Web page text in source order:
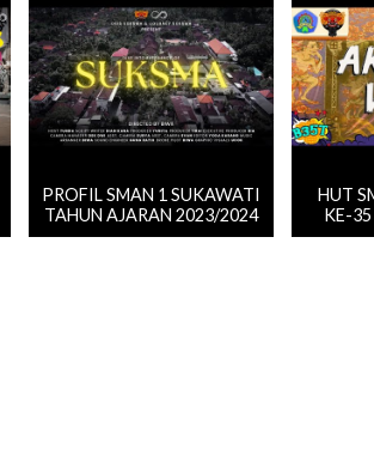
PROFIL SMAN 1 SUKAWATI
TAHUN AJARAN 2023/2024
HUT
KE-